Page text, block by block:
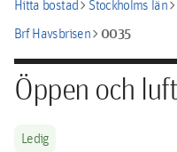
Hitta bostadchevron_rightStockholms län
Brf Havsbrisenchevron_right0035
Öppen och
Ledig